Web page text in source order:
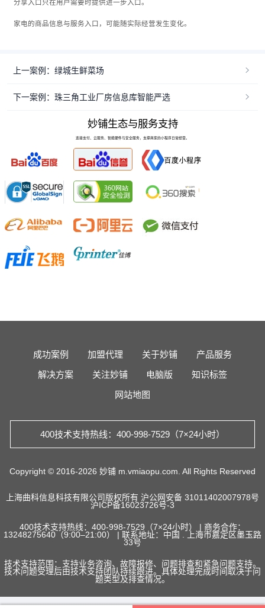
分享入口只在用户需要时提供进一步入口。
家电的商品信息与服务入口，可能随实际经营发生变化。
上一案例：绿城生鲜菜场
下一案例：珠三角工业厂房信息库智能严选
妙铺生态与服务支持
连接支付、云服务、智能硬件与安全服务，支撑商家的小程序日常经营。
成功案例 加盟代理 关于妙铺
产品服务
解决方案
关注妙铺 电脑版
知识标签
网站地图
400技术支持热线：400-998-7529（7×24小时）
Copyright © 2016-2026 妙铺 m.vmiaopu.com. All Rights Reserved
上海曲科信息科技有限公司版权所有 沪公网安备 31011402007978号
沪ICP备16023726号-3
400技术支持热线：400-998-7529（7×24小时） | 商务合作：
13248275640（9:00–21:00） | 联系地址：中国 . 上海市嘉定区墨玉路
33号
技术支持范围：支持业务咨询、故障报修、问题排查和紧急问题支持。
技术问题受理后由技术支持团队持续跟进。具体处理完成时间取决于问
题类型及排查情况。